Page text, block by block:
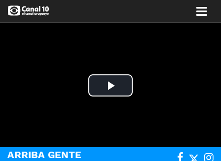
Play
ARRIBA GENTE